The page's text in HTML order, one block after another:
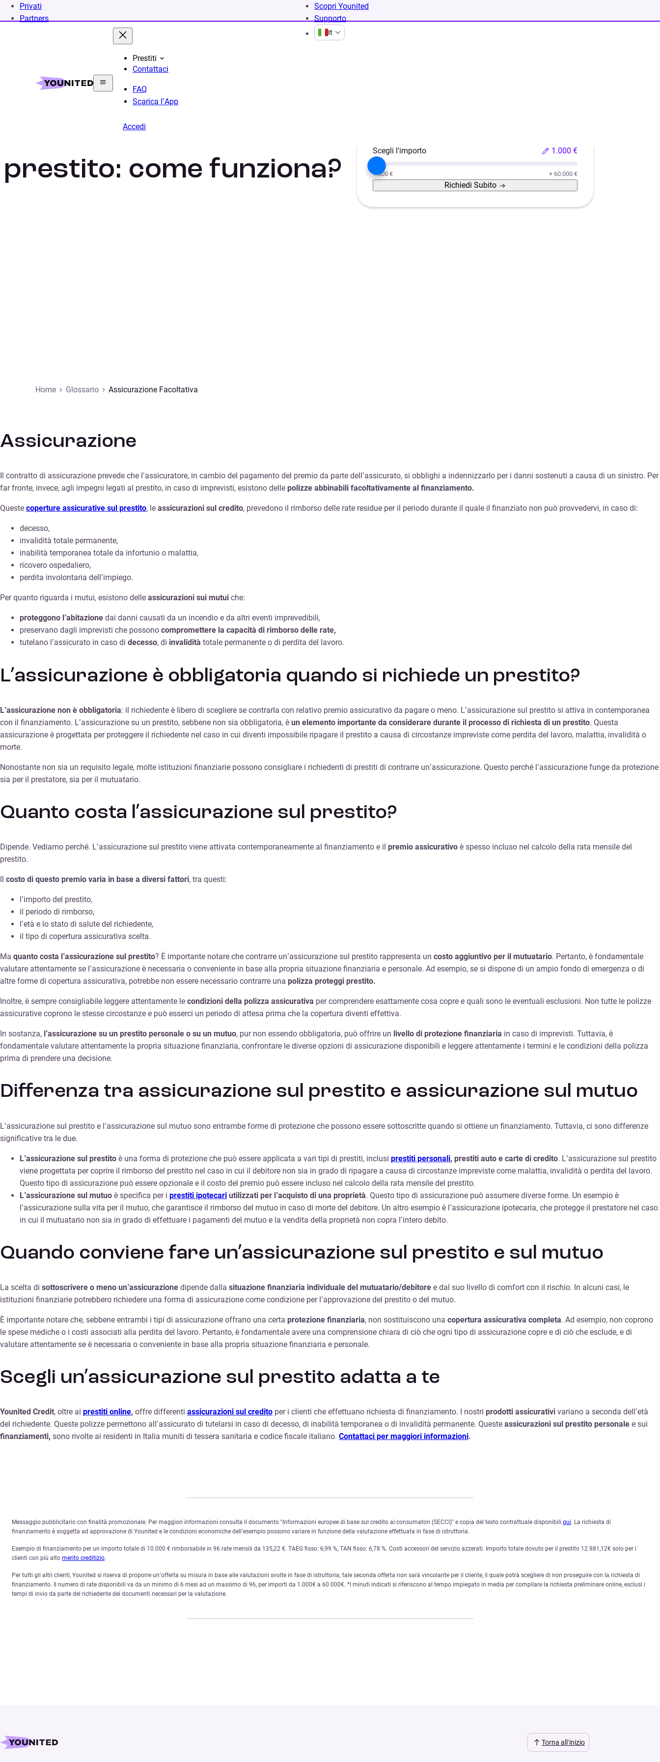
Privati
Partners
Scopri Younited
Supporto
It
Prestiti
Contattaci
FAQ
Scarica l’App
Accedi
Assicurazione sul
prestito: come funziona?
Scegli l'importo
1.000 €
1.000 € + 60.000 €
Richiedi Subito
Home Glossario Assicurazione Facoltativa
Assicurazione
Il contratto di assicurazione prevede che l’assicuratore, in cambio del pagamento del premio da parte dell’assicurato, si obblighi a indennizzarlo per i danni sostenuti a causa di un sinistro. Per
far fronte, invece, agli impegni legati al prestito, in caso di imprevisti, esistono delle polizze abbinabili facoltativamente al finanziamento.
Queste coperture assicurative sul prestito, le assicurazioni sul credito, prevedono il rimborso delle rate residue per il periodo durante il quale il finanziato non può provvedervi, in caso di:
decesso,
invalidità totale permanente,
inabilità temporanea totale da infortunio o malattia,
ricovero ospedaliero,
perdita involontaria dell’impiego.
Per quanto riguarda i mutui, esistono delle assicurazioni sui mutui che:
proteggono l’abitazione dai danni causati da un incendio e da altri eventi imprevedibili,
preservano dagli imprevisti che possono compromettere la capacità di rimborso delle rate,
tutelano l’assicurato in caso di decesso, di invalidità totale permanente o di perdita del lavoro.
L’assicurazione è obbligatoria quando si richiede un prestito?
L’assicurazione non è obbligatoria: il richiedente è libero di scegliere se contrarla con relativo premio assicurativo da pagare o meno. L’assicurazione sul prestito si attiva in contemporanea
con il finanziamento. L’assicurazione su un prestito, sebbene non sia obbligatoria, è un elemento importante da considerare durante il processo di richiesta di un prestito. Questa
assicurazione è progettata per proteggere il richiedente nel caso in cui diventi impossibile ripagare il prestito a causa di circostanze impreviste come perdita del lavoro, malattia, invalidità o
morte.
Nonostante non sia un requisito legale, molte istituzioni finanziarie possono consigliare i richiedenti di prestiti di contrarre un’assicurazione. Questo perché l’assicurazione funge da protezione
sia per il prestatore, sia per il mutuatario.
Quanto costa l’assicurazione sul prestito?
Dipende. Vediamo perché. L’assicurazione sul prestito viene attivata contemporaneamente al finanziamento e il premio assicurativo è spesso incluso nel calcolo della rata mensile del
prestito.
Il costo di questo premio varia in base a diversi fattori, tra questi:
l’importo del prestito,
il periodo di rimborso,
l’età e lo stato di salute del richiedente,
il tipo di copertura assicurativa scelta.
Ma quanto costa l’assicurazione sul prestito? È importante notare che contrarre un’assicurazione sul prestito rappresenta un costo aggiuntivo per il mutuatario. Pertanto, è fondamentale
valutare attentamente se l’assicurazione è necessaria o conveniente in base alla propria situazione finanziaria e personale. Ad esempio, se si dispone di un ampio fondo di emergenza o di
altre forme di copertura assicurativa, potrebbe non essere necessario contrarre una polizza proteggi prestito.
Inoltre, è sempre consigliabile leggere attentamente le condizioni della polizza assicurativa per comprendere esattamente cosa copre e quali sono le eventuali esclusioni. Non tutte le polizze
assicurative coprono le stesse circostanze e può esserci un periodo di attesa prima che la copertura diventi effettiva.
In sostanza, l’assicurazione su un prestito personale o su un mutuo, pur non essendo obbligatoria, può offrire un livello di protezione finanziaria in caso di imprevisti. Tuttavia, è
fondamentale valutare attentamente la propria situazione finanziaria, confrontare le diverse opzioni di assicurazione disponibili e leggere attentamente i termini e le condizioni della polizza
prima di prendere una decisione.
Differenza tra assicurazione sul prestito e assicurazione sul mutuo
L’assicurazione sul prestito e l’assicurazione sul mutuo sono entrambe forme di protezione che possono essere sottoscritte quando si ottiene un finanziamento. Tuttavia, ci sono differenze
significative tra le due.
L’assicurazione sul prestito è una forma di protezione che può essere applicata a vari tipi di prestiti, inclusi prestiti personali, prestiti auto e carte di credito. L’assicurazione sul prestito
viene progettata per coprire il rimborso del prestito nel caso in cui il debitore non sia in grado di ripagare a causa di circostanze impreviste come malattia, invalidità o perdita del lavoro.
Questo tipo di assicurazione può essere opzionale e il costo del premio può essere incluso nel calcolo della rata mensile del prestito.
L’assicurazione sul mutuo è specifica per i prestiti ipotecari utilizzati per l’acquisto di una proprietà. Questo tipo di assicurazione può assumere diverse forme. Un esempio è
l’assicurazione sulla vita per il mutuo, che garantisce il rimborso del mutuo in caso di morte del debitore. Un altro esempio è l’assicurazione ipotecaria, che protegge il prestatore nel caso
in cui il mutuatario non sia in grado di effettuare i pagamenti del mutuo e la vendita della proprietà non copra l’intero debito.
Quando conviene fare un’assicurazione sul prestito e sul mutuo
La scelta di sottoscrivere o meno un’assicurazione dipende dalla situazione finanziaria individuale del mutuatario/debitore e dal suo livello di comfort con il rischio. In alcuni casi, le
istituzioni finanziarie potrebbero richiedere una forma di assicurazione come condizione per l’approvazione del prestito o del mutuo.
È importante notare che, sebbene entrambi i tipi di assicurazione offrano una certa protezione finanziaria, non sostituiscono una copertura assicurativa completa. Ad esempio, non coprono
le spese mediche o i costi associati alla perdita del lavoro. Pertanto, è fondamentale avere una comprensione chiara di ciò che ogni tipo di assicurazione copre e di ciò che esclude, e di
valutare attentamente se è necessaria o conveniente in base alla propria situazione finanziaria e personale.
Scegli un’assicurazione sul prestito adatta a te
Younited Credit, oltre ai prestiti online, offre differenti assicurazioni sul credito per i clienti che effettuano richiesta di finanziamento. I nostri prodotti assicurativi variano a seconda dell’età
del richiedente. Queste polizze permettono all’assicurato di tutelarsi in caso di decesso, di inabilità temporanea o di invalidità permanente. Queste assicurazioni sul prestito personale e sui
finanziamenti, sono rivolte ai residenti in Italia muniti di tessera sanitaria e codice fiscale italiano. Contattaci per maggiori informazioni.
Messaggio pubblicitario con finalità promozionale. Per maggiori informazioni consulta il documento “Informazioni europee di base sul credito ai consumatori (SECCI)” e copia del testo contrattuale disponibili qui. La richiesta di
finanziamento è soggetta ad approvazione di Younited e le condizioni economiche dell’esempio possono variare in funzione della valutazione effettuata in fase di istruttoria.
Esempio di finanziamento per un importo totale di 10.000 € rimborsabile in 96 rate mensili da 135,22 €. TAEG fisso: 6,99 %, TAN fisso: 6,78 %. Costi accessori del servizio azzerati. Importo totale dovuto per il prestito 12.981,12€ solo per i
clienti con più alto merito creditizio.
Per tutti gli altri clienti, Younited si riserva di proporre un’offerta su misura in base alle valutazioni svolte in fase di istruttoria; tale seconda offerta non sarà vincolante per il cliente, il quale potrà scegliere di non proseguire con la richiesta di
finanziamento. Il numero di rate disponibili va da un minimo di 6 mesi ad un massimo di 96, per importi da 1.000€ a 60.000€. *I minuti indicati si riferiscono al tempo impiegato in media per compilare la richiesta preliminare online, esclusi i
tempi di invio da parte del richiedente dei documenti necessari per la valutazione.
Torna all’inizio